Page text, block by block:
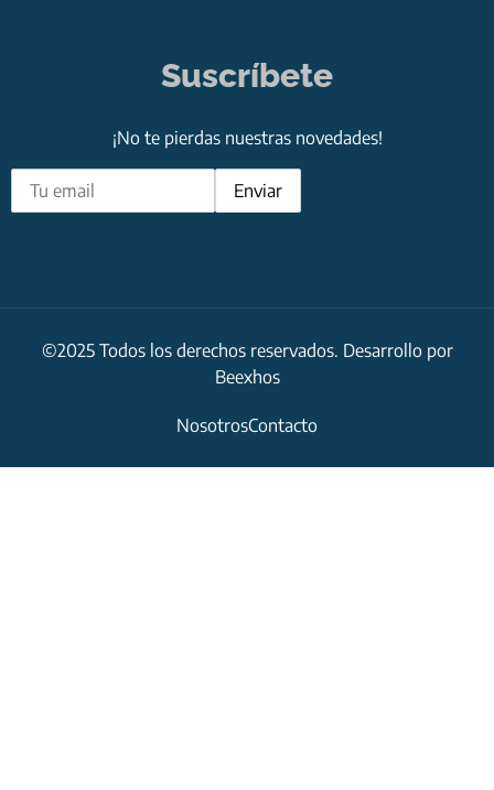
Suscríbete
¡No te pierdas nuestras novedades!
©2025 Todos los derechos reservados. Desarrollo por
Beexhos
NosotrosContacto